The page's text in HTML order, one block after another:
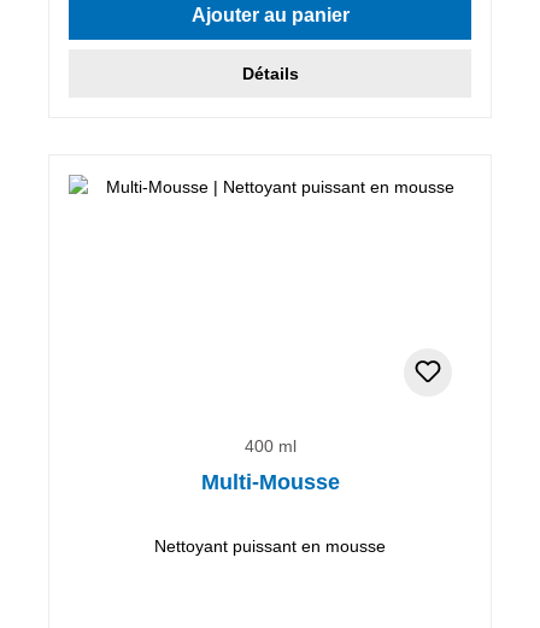
Ajouter au panier
Détails
400 ml
Multi-Mousse
Nettoyant puissant en mousse